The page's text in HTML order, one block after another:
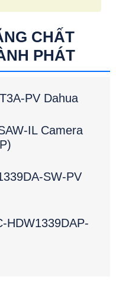
CHẤT
PHÁT
PV Dahua
IL Camera
SW-PV
HDW1339DAP-